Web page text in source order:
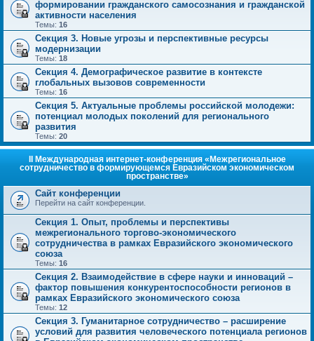
формировании гражданского самосознания и гражданской
активности населения
Темы: 16
Секция 3. Новые угрозы и перспективные ресурсы
модернизации
Темы: 18
Секция 4. Демографическое развитие в контексте
глобальных вызовов современности
Темы: 16
Секция 5. Актуальные проблемы российской молодежи:
потенциал молодых поколений для регионального
развития
Темы: 20
II Международная интернет-конференция «Межрегиональное
сотрудничество в формирующемся Евразийском экономическом
пространстве»
Сайт конференции
Перейти на сайт конференции.
Секция 1. Опыт, проблемы и перспективы
межрегионального торгово-экономического
сотрудничества в рамках Евразийского экономического
союза
Темы: 16
Секция 2. Взаимодействие в сфере науки и инноваций –
фактор повышения конкурентоспособности регионов в
рамках Евразийского экономического союза
Темы: 12
Секция 3. Гуманитарное сотрудничество – расширение
условий для развития человеческого потенциала регионов